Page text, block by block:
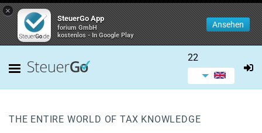
×
SteuerGo App
forium GmbH
kostenlos - In Google Play
Ansehen
22
THE ENTIRE WORLD OF TAX KNOWLEDGE